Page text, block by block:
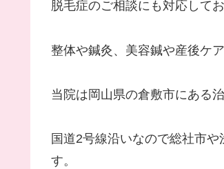
脱毛症のご相談にも対応してお
整体や鍼灸、美容鍼や産後ケ
当院は岡山県の倉敷市にある治
国道2号線沿いなので総社市
す。